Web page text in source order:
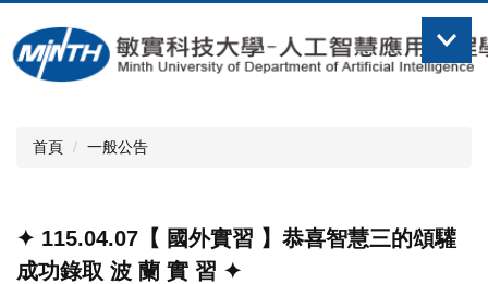
到
主
首頁 一般公告
✦ 115.04.07【 國外實習 】恭喜智慧三的頌驩
成功錄取 波 蘭 實 習 ✦